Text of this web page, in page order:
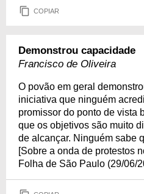
COPIAR
Demonstrou capacidade
Francisco de Oliveira
O povão em geral
iniciativa que ninguém
promissor do ponto de vista
que os objetivos são muito
de alcançar. Ninguém sabe
[Sobre a onda de protestos
Folha de São Paulo (29/06/